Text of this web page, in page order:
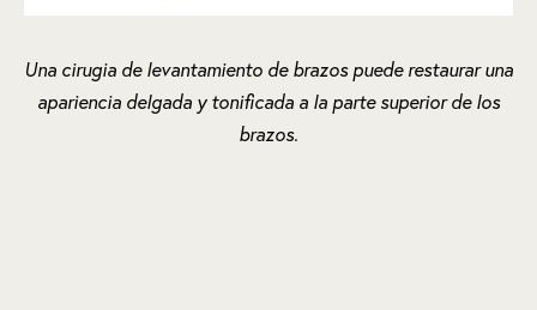
Una cirugia de levantamiento de brazos puede restaurar una
apariencia delgada y tonificada a la parte superior de los
brazos.